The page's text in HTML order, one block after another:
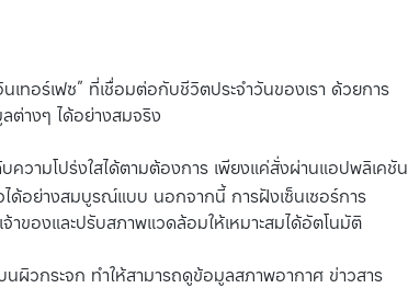
เทอร์เฟซ” ที่เชื่อมต่อกับชีวิตประจำวันของเรา ด้วยการ
ต่างๆ ได้อย่างสมจริง
ความโปร่งใสได้ตามต้องการ เพียงแค่สั่งผ่านแอปพลิเคชัน
ด้อย่างสมบูรณ์แบบ นอกจากนี้ การฝังเซ็นเซอร์การ
าของและปรับสภาพแวดล้อมให้เหมาะสมได้อัตโนมัติ
วกระจก ทำให้สามารถดูข้อมูลสภาพอากาศ ข่าวสาร